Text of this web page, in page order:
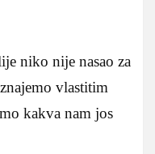
niko nije nasao za
vlastitim
kakva nam jos